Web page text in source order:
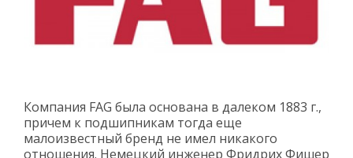
Компания FAG была основана в далеком 1883 г.,
причем к подшипникам тогда еще
малоизвестный бренд не имел никакого
отношения. Немецкий инженер Фридрих Фишер